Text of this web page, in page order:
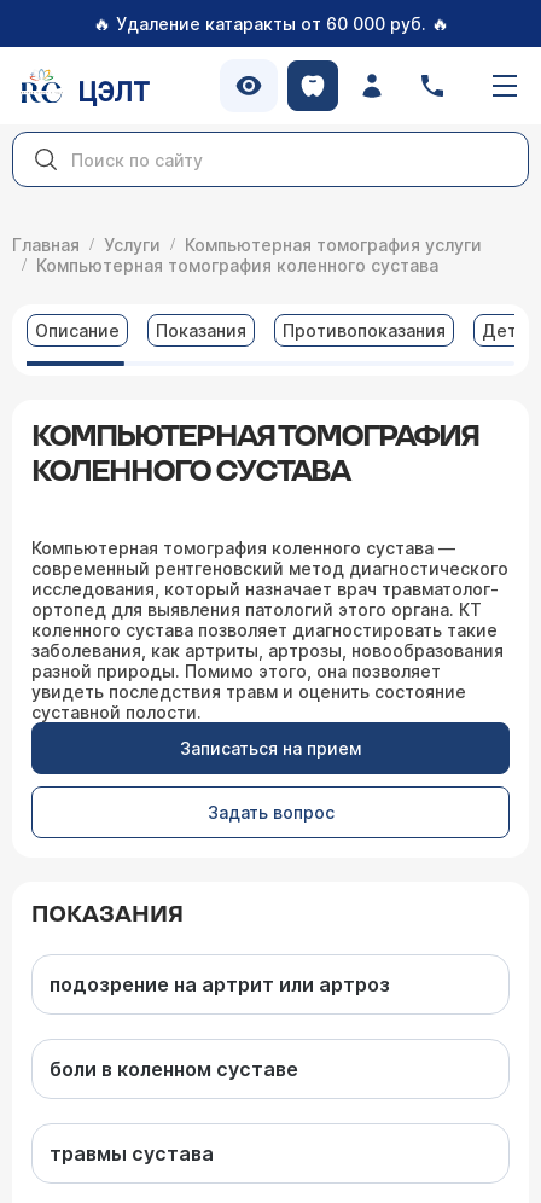
🔥 Удаление катаракты от 60 000 руб. 🔥
ЦЭЛТ
Главная Услуги
Компьютерная томография услуги
Компьютерная томография коленного сустава
Описание Показания Противопоказания
КОМПЬЮТЕРНАЯ ТОМОГРАФИЯ
КОЛЕННОГО СУСТАВА
Компьютерная томография коленного сустава —
современный рентгеновский метод диагностического
исследования, который назначает врач травматолог-
ортопед для выявления патологий этого органа. КТ
коленного сустава позволяет диагностировать такие
заболевания, как артриты, артрозы, новообразования
разной природы. Помимо этого, она позволяет
увидеть последствия травм и оценить состояние
суставной полости.
Записаться на прием
Задать вопрос
ПОКАЗАНИЯ
подозрение на артрит или артроз
боли в коленном суставе
травмы сустава